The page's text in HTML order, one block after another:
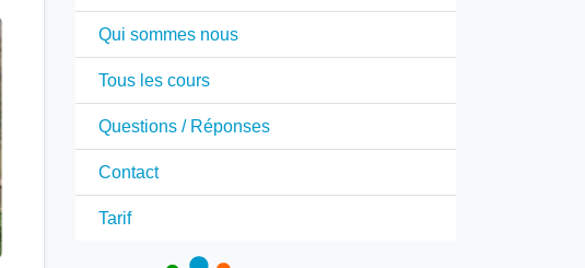
Qui sommes nous
Tous les cours
Questions / Réponses
Contact
Tarif